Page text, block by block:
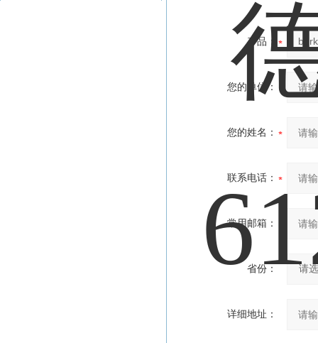
产品：
您的单位：
您的姓名：
联系电话：
常用邮箱：
省份：
详细地址：